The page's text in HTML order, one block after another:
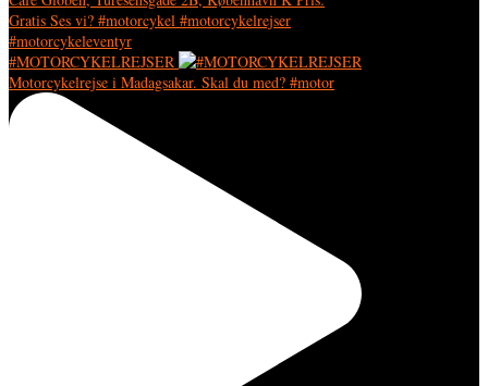
#MOTORCYKELREJSER
Motorcykelrejse i Madagsakar. Skal du med? #motor